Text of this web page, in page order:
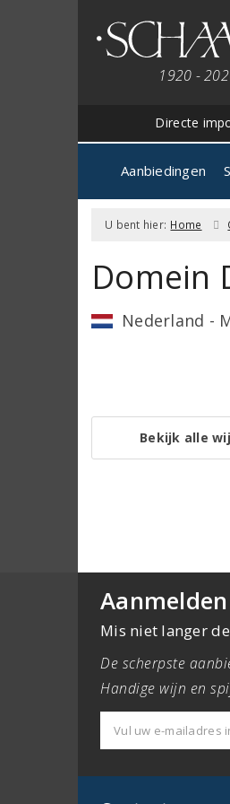
1920 -
Directe
Aanbiedingen
U bent hier: Home
Domein
Nederland -
Bekijk alle
Mis niet langer
De scherpste
Handige wijn en